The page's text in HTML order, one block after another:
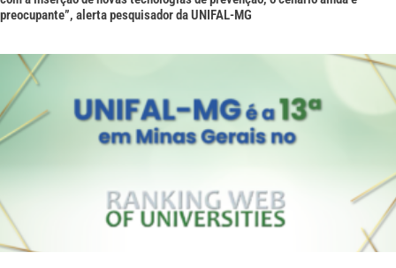
preocupante”, alerta pesquisador da UNIFAL-MG